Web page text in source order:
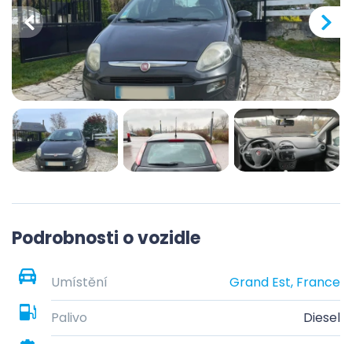
Podrobnosti o vozidle
Umístění
Grand Est, France
Palivo
Diesel